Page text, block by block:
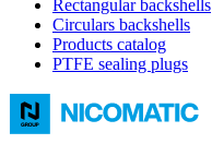
Rectangular backshells
Circulars backshells
Products catalog
PTFE sealing plugs